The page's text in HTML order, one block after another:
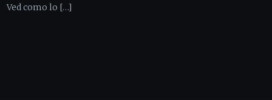
Ved como lo […]